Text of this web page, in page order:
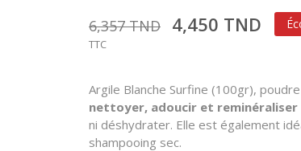
6,357 TND 4,450 TND
TTC
Argile Blanche Surfine (100gr),
nettoyer, adoucir et reminéraliser
ni déshydrater. Elle est également
shampooing sec.